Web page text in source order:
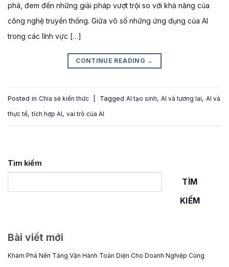
phá, đem đến những giải pháp vượt trội so với khả năng của
công nghệ truyền thống. Giữa vô số những ứng dụng của AI
trong các lĩnh vực […]
CONTINUE READING →
Posted in Chia sẻ kiến thức Tagged AI tạo sinh, AI và tương lai, AI và
thực tế,tích hợp AI, vai trò của AI
Tìm kiếm
TÌM
KIẾM
Bài viết mới
Khám Phá Nền Tảng Vận Hành Toàn Diện Cho Doanh Nghiệp Cùng